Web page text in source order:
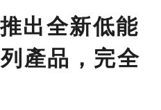
出全新低能
產品，完全